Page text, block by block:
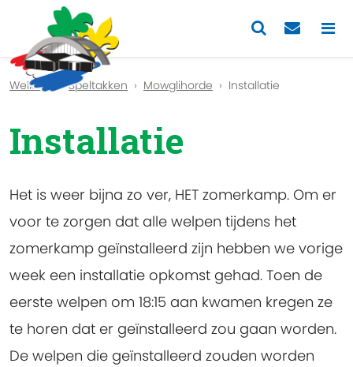
Previous
Welkom Speltakken Mowglihorde Installatie
Installatie
Het is weer bijna zo ver, HET zomerkamp. Om er
voor te zorgen dat alle welpen tijdens het
zomerkamp geïnstalleerd zijn hebben we vorige
week een installatie opkomst gehad. Toen de
eerste welpen om 18:15 aan kwamen kregen ze
te horen dat er geïnstalleerd zou gaan worden.
De welpen die geïnstalleerd zouden worden